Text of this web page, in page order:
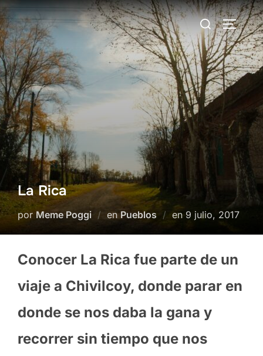
Saltar
al
contenido
Buscar:
La Rica
por Meme Poggi enPueblos en Publicado
9 julio, 2017
Conocer La Rica fue parte de un
viaje a Chivilcoy, donde parar en
donde se nos daba la gana y
recorrer sin tiempo que nos